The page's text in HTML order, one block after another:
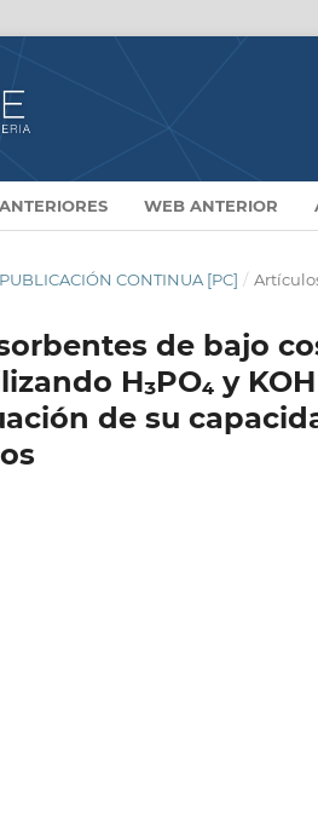
WEB ANTERIOR
CONTINUA [PC] /
de bajo
H₃PO₄ y
de su